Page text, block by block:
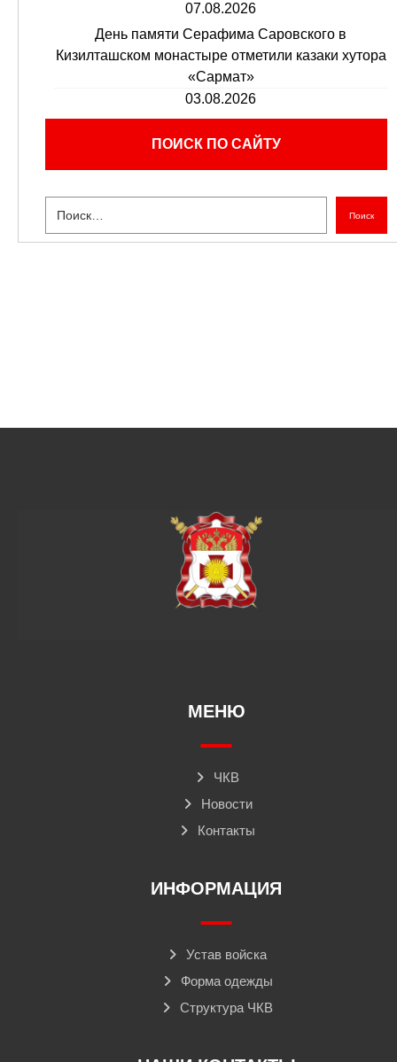
07.08.2026
День памяти Серафима Саровского в
Кизилташском монастыре отметили казаки хутора
«Сармат»
03.08.2026
ПОИСК ПО САЙТУ
Поиск
МЕНЮ
ЧКВ
Новости
Контакты
ИНФОРМАЦИЯ
Устав войска
Форма одежды
Структура ЧКВ